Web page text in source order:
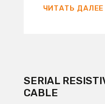
ЧИТАТЬ ДАЛЕЕ
SERIAL
CABLE